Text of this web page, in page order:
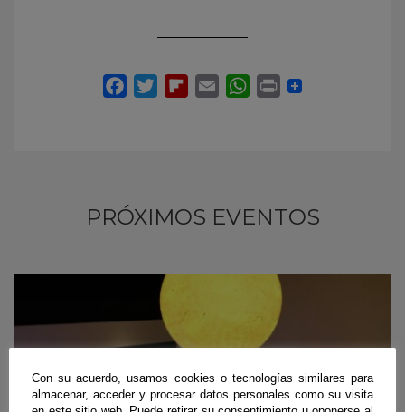
PRÓXIMOS EVENTOS
Con su acuerdo, usamos cookies o tecnologías similares para
almacenar, acceder y procesar datos personales como su visita